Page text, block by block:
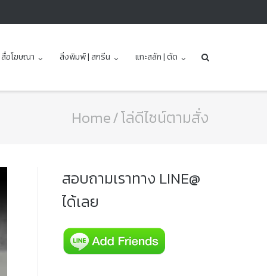
สื่อโฆษณา สิ่งพิมพ์ | สกรีน แกะสลัก | ตัด
Home/โล่ดีไซน์ตามสั่ง
สอบถามเราทาง LINE@
ได้เลย